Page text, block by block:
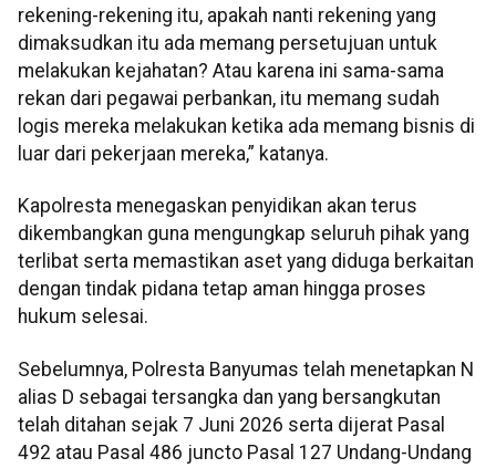
rekening-rekening itu, apakah nanti rekening yang
dimaksudkan itu ada memang persetujuan untuk
melakukan kejahatan? Atau karena ini sama-sama
rekan dari pegawai perbankan, itu memang sudah
logis mereka melakukan ketika ada memang bisnis di
luar dari pekerjaan mereka,” katanya.
Kapolresta menegaskan penyidikan akan terus
dikembangkan guna mengungkap seluruh pihak yang
terlibat serta memastikan aset yang diduga berkaitan
dengan tindak pidana tetap aman hingga proses
hukum selesai.
Sebelumnya, Polresta Banyumas telah menetapkan N
alias D sebagai tersangka dan yang bersangkutan
telah ditahan sejak 7 Juni 2026 serta dijerat Pasal
492 atau Pasal 486 juncto Pasal 127 Undang-Undang